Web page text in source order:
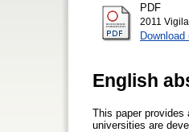
PDF
2011
Download
English
This paper
universities are